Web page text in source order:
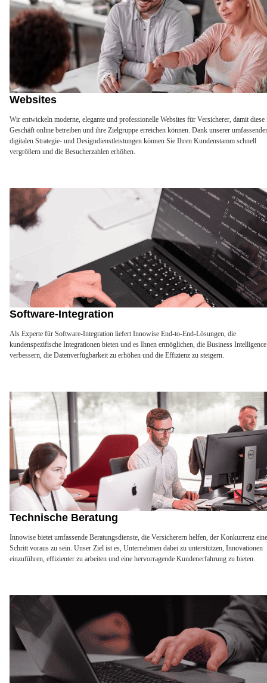
Websites
Wir entwickeln moderne, elegante und professionelle Websites für Versicherer, damit diese
Geschäft online betreiben und ihre Zielgruppe erreichen können. Dank unserer
digitalen Strategie- und Designdienstleistungen können Sie Ihren Kundenstamm schnell
vergrößern und die Besucherzahlen erhöhen.
Software-Integration
Als Experte für Software-Integration liefert Innowise End-to-End-Lösungen, die
kundenspezifische Integrationen bieten und es Ihnen ermöglichen, die Business
verbessern, die Datenverfügbarkeit zu erhöhen und die Effizienz zu steigern.
Technische Beratung
Innowise bietet umfassende Beratungsdienste, die Versicherern helfen, der Konkurrenz
Schritt voraus zu sein. Unser Ziel ist es, Unternehmen dabei zu unterstützen, Innovationen
einzuführen, effizienter zu arbeiten und eine hervorragende Kundenerfahrung zu bieten.